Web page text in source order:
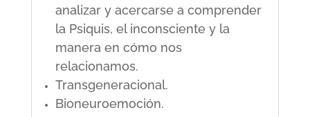
analizar y acercarse a comprender
la Psiquis, el inconsciente y la
manera en cómo nos
relacionamos.
Transgeneracional.
Bioneuroemoción.